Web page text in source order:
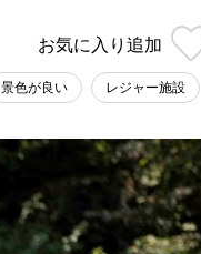
お気に入り 追加
景色が良い レジャー施設